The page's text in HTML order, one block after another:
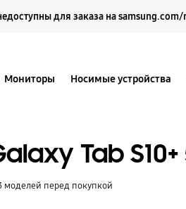
для заказа на samsung.com/
Мониторы Носимые устройства
Tab S10+
моделей перед покупкой